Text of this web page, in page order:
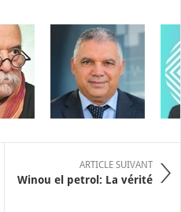
ARTICLE SUIVANT
Winou el petrol: La vérité